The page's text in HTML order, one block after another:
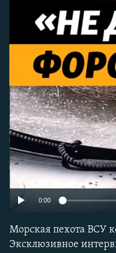
0:00
Морская пехота ВСУ
Эксклюзивное